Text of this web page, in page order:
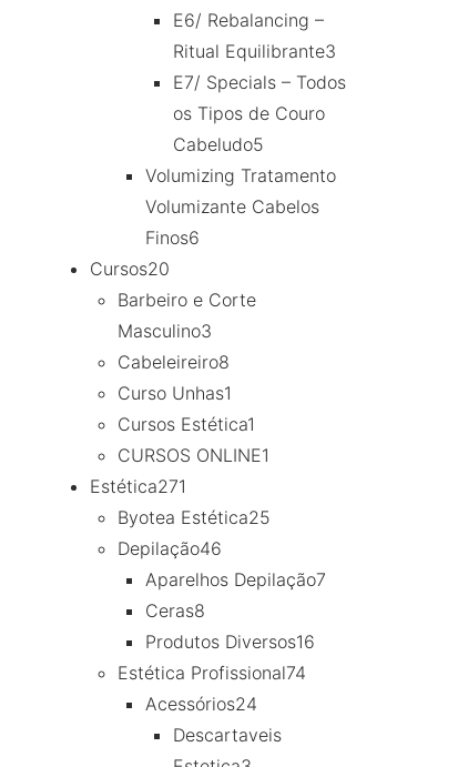
E6/ Rebalancing –
Ritual Equilibrante3
E7/ Specials – Todos
os Tipos de Couro
Cabeludo5
Volumizing Tratamento
Volumizante Cabelos
Finos6
Cursos20
Barbeiro e Corte
Masculino3
Cabeleireiro8
Curso Unhas1
Cursos Estética1
CURSOS ONLINE1
Estética271
Byotea Estética25
Depilação46
Aparelhos Depilação7
Ceras8
Produtos Diversos16
Estética Profissional74
Acessórios24
Descartaveis